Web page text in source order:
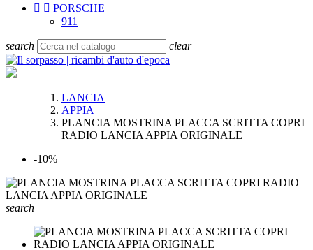
  PORSCHE
911
search clear
LANCIA
APPIA
PLANCIA MOSTRINA PLACCA SCRITTA COPRI
RADIO LANCIA APPIA ORIGINALE
-10%
search